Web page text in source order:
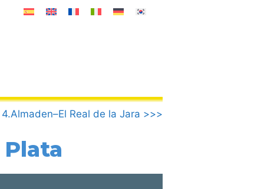
4.Almaden–El Real de la Jara >>>